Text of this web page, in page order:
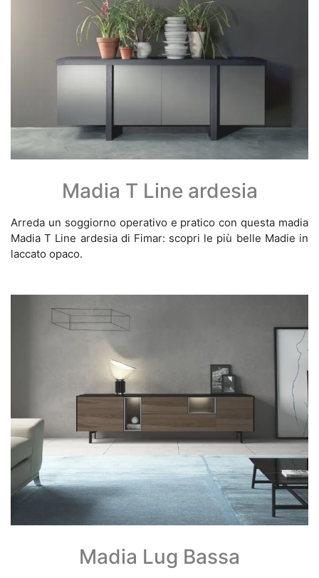
Madia T Line ardesia
Arreda un soggiorno operativo e pratico con questa madia
Madia T Line ardesia di Fimar: scopri le più belle Madie in
laccato opaco.
Madia Lug Bassa